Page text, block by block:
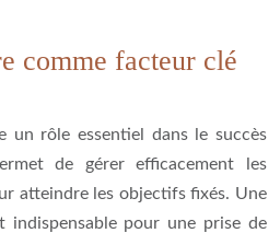
comme facteur clé
un rôle essentiel dans le succès
de gérer efficacement les
atteindre les objectifs fixés. Une
indispensable pour une prise de